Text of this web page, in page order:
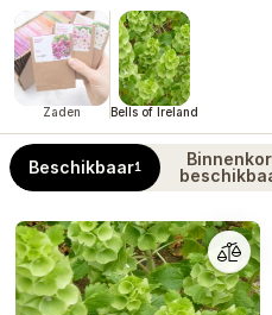
Zaden Bells of Ireland
Beschikbaar1